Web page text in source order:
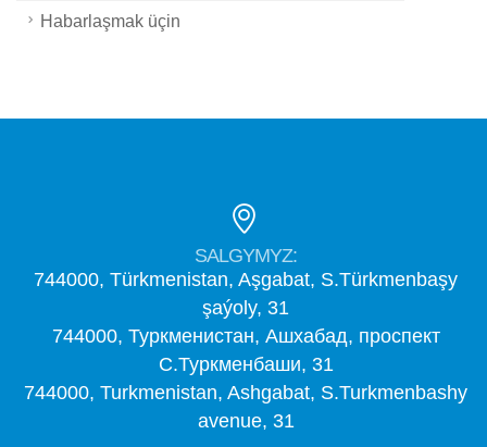
Habarlaşmak üçin
SALGYMYZ:
744000, Türkmenistan, Aşgabat, S.Türkmenbaşy
şaýoly, 31
744000, Туркменистан, Ашхабад, проспект
С.Туркменбаши, 31
744000, Turkmenistan, Ashgabat, S.Turkmenbashy
avenue, 31